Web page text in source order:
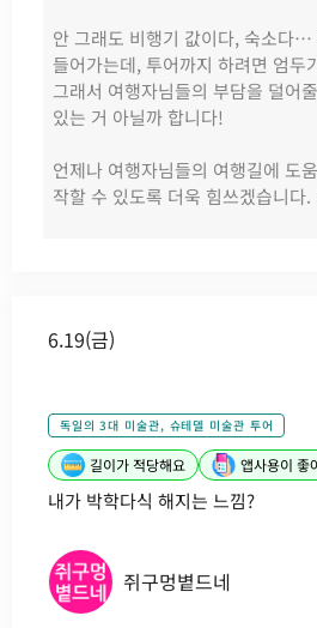
안 그래도 비행기 값이다, 숙소다…
들어가는데, 투어까지 하려면 엄두
그래서 여행자님들의 부담을 덜어
있는 거 아닐까 합니다!
언제나 여행자님들의 여행길에 도
작할 수 있도록 더욱 힘쓰겠습니다.
6.19(금)
독일의 3대 미술관, 슈테델 미술관 투어
길이가 적당해요 앱사용이 좋
내가 박학다식 해지는 느낌?
쥐구멍볕드네